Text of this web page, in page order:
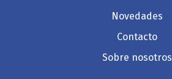
Novedades
Contacto
Sobre nosotros